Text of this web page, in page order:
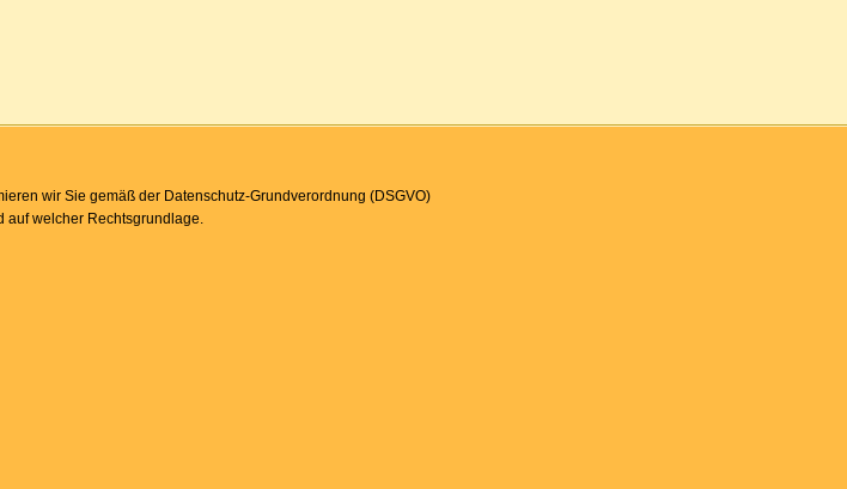
wir Sie gemäß der Datenschutz-Grundverordnung (DSGVO)
auf welcher Rechtsgrundlage.